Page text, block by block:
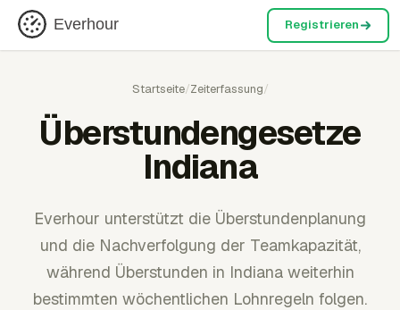
Everhour Registrieren
Startseite/Zeiterfassung/
Überstundengesetze
Indiana
Everhour unterstützt die Überstundenplanung
und die Nachverfolgung der Teamkapazität,
während Überstunden in Indiana weiterhin
bestimmten wöchentlichen Lohnregeln folgen.